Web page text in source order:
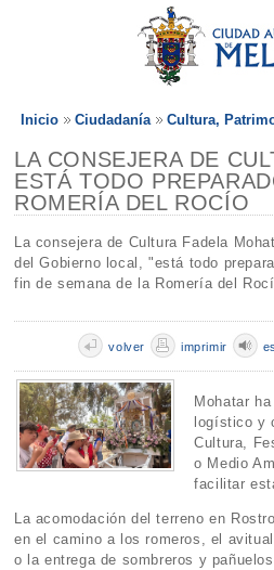
Inicio Ciudadanía Cultura,
LA CONSEJERA DE
ESTÁ TODO
ROMERÍA DEL ROCÍO
La consejera de Cultura Fadela
del Gobierno local, "está todo
fin de semana de la Romería del
imprimir
volver
Mohatar
logístico y
Cultura,
o Medio
facilitar
La acomodación del terreno en
en el camino a los romeros, el
o la entrega de sombreros y